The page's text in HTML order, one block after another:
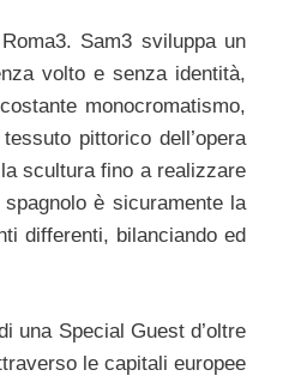
Sam3 sviluppa un
volto e senza identità,
monocromatismo,
pittorico dell’opera
scultura fino a realizzare
è sicuramente la
differenti, bilanciando ed
una Special Guest d’oltre
le capitali europee